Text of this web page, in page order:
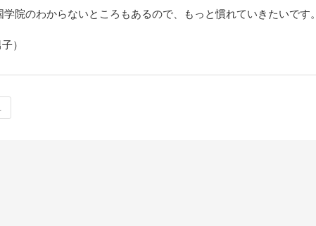
学院のわからないところもあるので、もっと慣れていきたいです。
）
様式